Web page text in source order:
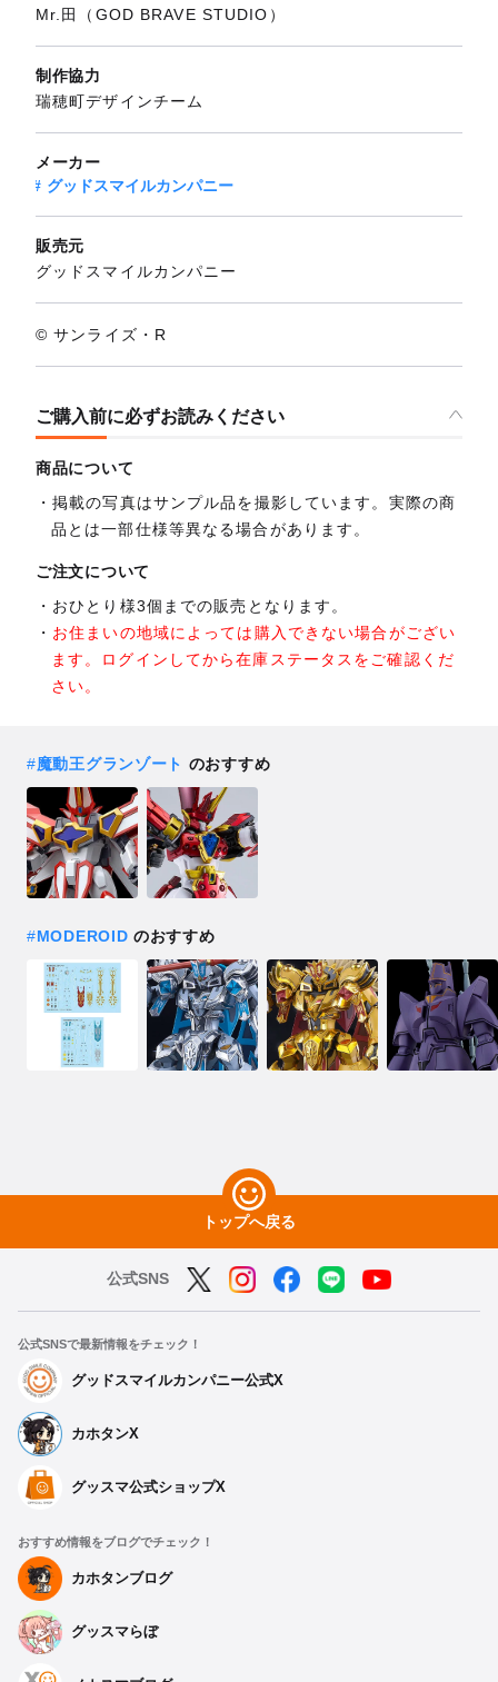
Mr.田（GOD BRAVE STUDIO）
制作協力
瑞穂町デザインチーム
メーカー
グッドスマイルカンパニー
販売元
グッドスマイルカンパニー
© サンライズ・R
ご購入前に必ずお読みください
商品について
掲載の写真はサンプル品を撮影しています。実際の商
品とは一部仕様等異なる場合があります。
ご注文について
おひとり様3個までの販売となります。
お住まいの地域によっては購入できない場合がござい
ます。ログインしてから在庫ステータスをご確認くだ
さい。
#魔動王グランゾート のおすすめ
#MODEROID のおすすめ
トップへ戻る
公式SNS
公式SNSで最新情報をチェック！
グッドスマイルカンパニー公式X
カホタンX
グッスマ公式ショップX
おすすめ情報をブログでチェック！
カホタンブログ
グッスマらぼ